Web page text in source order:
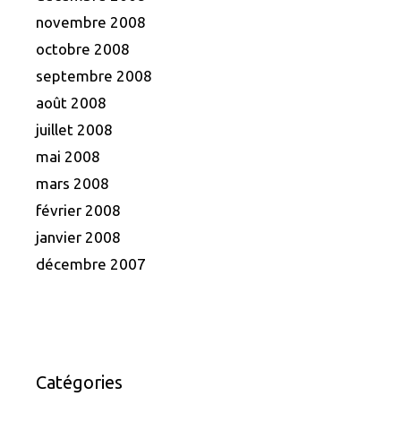
novembre 2008
octobre 2008
septembre 2008
août 2008
juillet 2008
mai 2008
mars 2008
février 2008
janvier 2008
décembre 2007
Catégories